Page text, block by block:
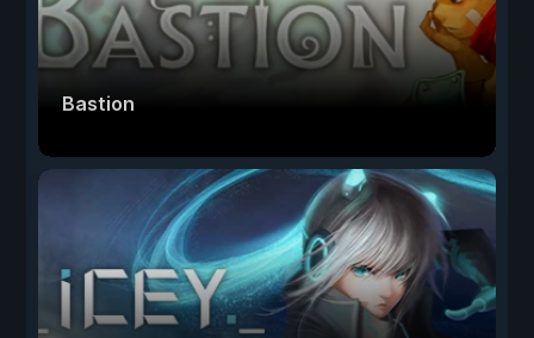
Bastion